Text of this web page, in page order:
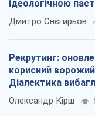
ідеологічною
окупантів
Дмитро Снєгирьов
Рекрутинг:
корисний
Діалектика
Олександр Кірш